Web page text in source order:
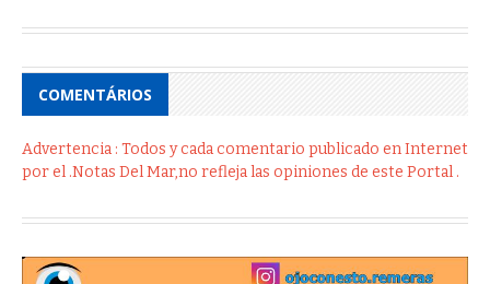
COMENTÁRIOS
Advertencia : Todos y cada comentario publicado en Internet
por el .Notas Del Mar,no refleja las opiniones de este Portal .